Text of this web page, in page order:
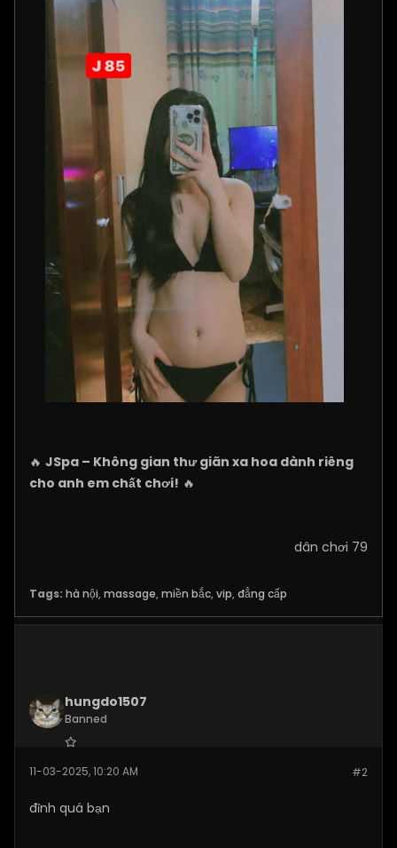
🔥 JSpa – Không gian thư giãn xa hoa dành riêng
cho anh em chất chơi! 🔥
dân chơi 79
Tags: hà nội, massage, miền bắc, vip, đẳng cấp
hungdo1507
Banned
Posts:3873 #2
11-03-2025, 10:20 AM
đỉnh quá bạn